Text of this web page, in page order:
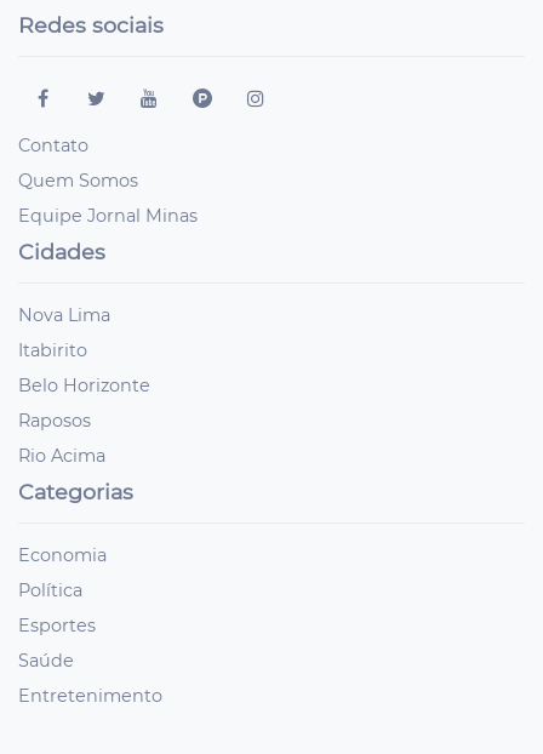
Redes sociais
Contato
Quem Somos
Equipe Jornal Minas
Cidades
Nova Lima
Itabirito
Belo Horizonte
Raposos
Rio Acima
Categorias
Economia
Política
Esportes
Saúde
Entretenimento